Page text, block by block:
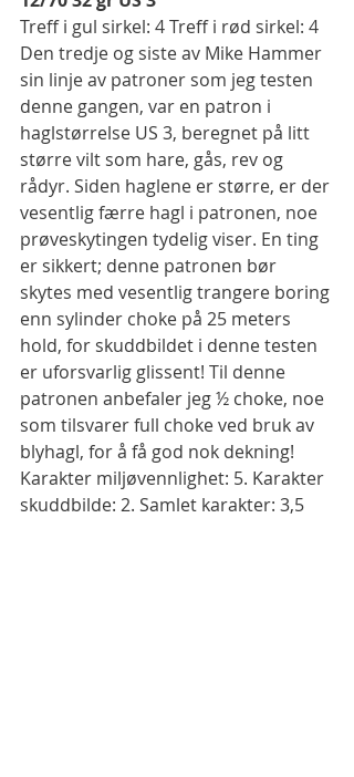
Treff i gul sirkel: 4 Treff i rød sirkel: 4
Den tredje og siste av Mike Hammer
sin linje av patroner som jeg testen
denne gangen, var en patron i
haglstørrelse US 3, beregnet på litt
større vilt som hare, gås, rev og
rådyr. Siden haglene er større, er der
vesentlig færre hagl i patronen, noe
prøveskytingen tydelig viser. En ting
er sikkert; denne patronen bør
skytes med vesentlig trangere boring
enn sylinder choke på 25 meters
hold, for skuddbildet i denne testen
er uforsvarlig glissent! Til denne
patronen anbefaler jeg ½ choke, noe
som tilsvarer full choke ved bruk av
blyhagl, for å få god nok dekning!
Karakter miljøvennlighet: 5. Karakter
skuddbilde: 2. Samlet karakter: 3,5